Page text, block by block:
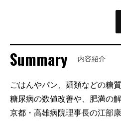
Summary 内容紹介
ごはんやパン、麺類などの糖
糖尿病の数値改善や、肥満の
京都・高雄病院理事長の江部